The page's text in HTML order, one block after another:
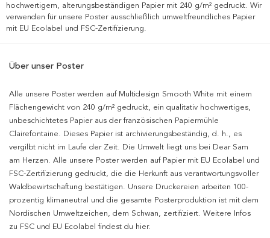
hochwertigem, alterungsbeständigen Papier mit 240 g/m² gedruckt. Wir
verwenden für unsere Poster ausschließlich umweltfreundliches Papier
mit EU Ecolabel und FSC-Zertifizierung.
Über unser Poster
Alle unsere Poster werden auf Multidesign Smooth White mit einem
Flächengewicht von 240 g/m² gedruckt, ein qualitativ hochwertiges,
unbeschichtetes Papier aus der französischen Papiermühle
Clairefontaine. Dieses Papier ist archivierungsbeständig, d. h., es
vergilbt nicht im Laufe der Zeit. Die Umwelt liegt uns bei Dear Sam
am Herzen. Alle unsere Poster werden auf Papier mit EU Ecolabel und
FSC-Zertifizierung gedruckt, die die Herkunft aus verantwortungsvoller
Waldbewirtschaftung bestätigen. Unsere Druckereien arbeiten 100-
prozentig klimaneutral und die gesamte Posterproduktion ist mit dem
Nordischen Umweltzeichen, dem Schwan, zertifiziert. Weitere Infos
zu FSC und EU Ecolabel findest du hier.